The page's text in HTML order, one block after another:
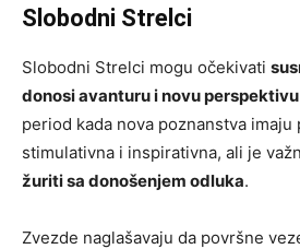
Slobodni Strelci
Slobodni Strelci mogu očekivati
donosi avanturu i novu
period kada nova poznanstva imaju
stimulativna i inspirativna, ali je
žuriti sa donošenjem odluka.
Zvezde naglašavaju da površne